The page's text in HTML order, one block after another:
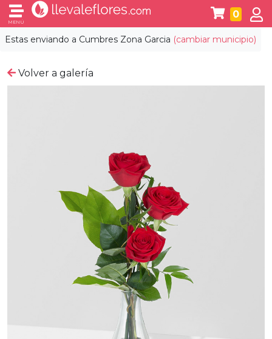
Estas enviando a Cumbres Zona Garcia (cambiar municipio)
MENÚ
0
Volver a galería